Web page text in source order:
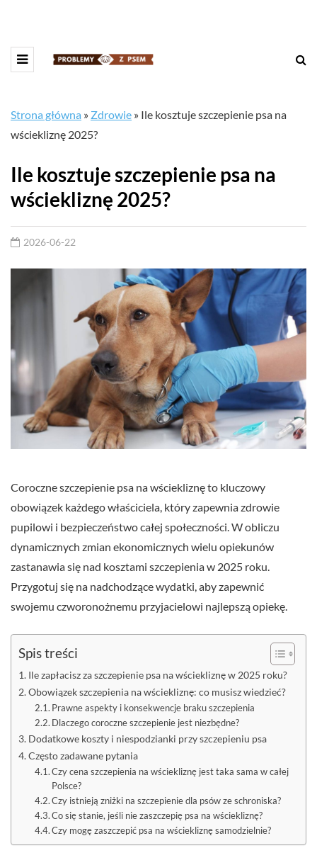
Strona główna » Zdrowie » Ile kosztuje szczepienie psa na
wściekliznę 2025?
Ile kosztuje szczepienie psa na
wściekliznę 2025?
2026-06-22
Coroczne szczepienie psa na wściekliznę to kluczowy
obowiązek każdego właściciela, który zapewnia zdrowie
pupilowi i bezpieczeństwo całej społeczności. W obliczu
dynamicznych zmian ekonomicznych wielu opiekunów
zastanawia się nad kosztami szczepienia w 2025 roku.
Przygotuj się na nadchodzące wydatki, aby zapewnić
swojemu czworonożnemu przyjacielowi najlepszą opiekę.
Spis treści
Ile zapłacisz za szczepienie psa na wściekliznę w 2025 roku?
Obowiązek szczepienia na wściekliznę: co musisz wiedzieć?
Prawne aspekty i konsekwencje braku szczepienia
Dlaczego coroczne szczepienie jest niezbędne?
Dodatkowe koszty i niespodzianki przy szczepieniu psa
Często zadawane pytania
Czy cena szczepienia na wściekliznę jest taka sama w całej
Polsce?
Czy istnieją zniżki na szczepienie dla psów ze schroniska?
Co się stanie, jeśli nie zaszczepię psa na wściekliznę?
Czy mogę zaszczepić psa na wściekliznę samodzielnie?